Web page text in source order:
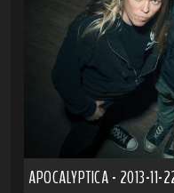
APOCALYPTICA - 2013-11-